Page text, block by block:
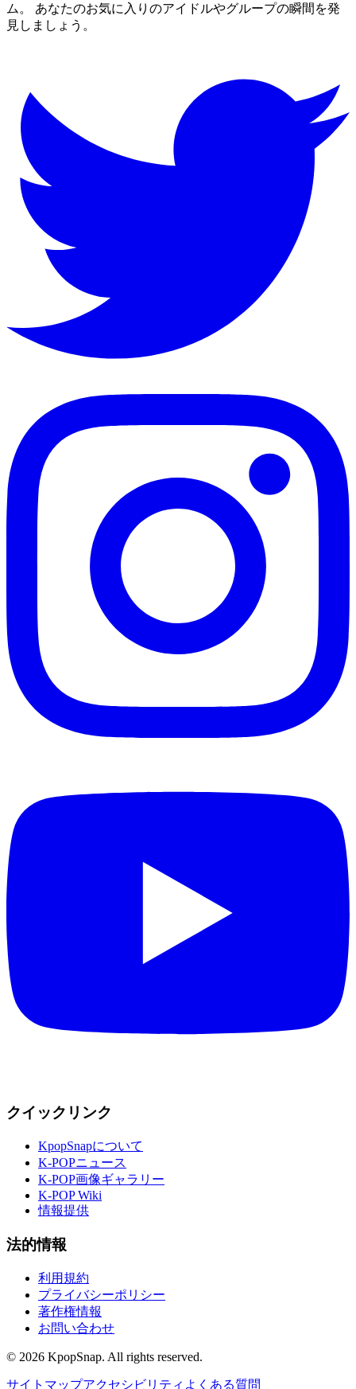
ム。 あなたのお気に入りのアイドルやグループの瞬間を発
見しましょう。
クイックリンク
KpopSnapについて
K-POPニュース
K-POP画像ギャラリー
K-POP Wiki
情報提供
法的情報
利用規約
プライバシーポリシー
著作権情報
お問い合わせ
© 2026 KpopSnap. All rights reserved.
サイトマップアクセシビリティ よくある質問